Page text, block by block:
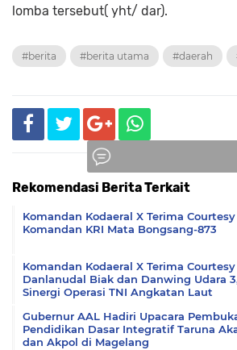
lomba tersebut( yht/ dar).
#berita #berita utama #daerah
Rekomendasi Berita Terkait
Komandan Kodaeral X Terima Courtesy
Komandan KRI Mata Bongsang-873
Komandan Kodaeral X Terima Courtesy
Danlanudal Biak dan Danwing Udara
Sinergi Operasi TNI Angkatan Laut
Gubernur AAL Hadiri Upacara
Pendidikan Dasar Integratif Taruna
dan Akpol di Magelang